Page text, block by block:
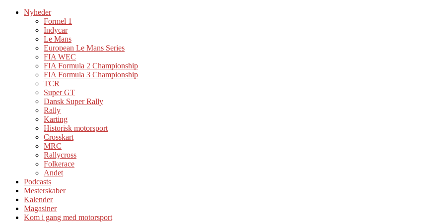
Nyheder
Formel 1
Indycar
Le Mans
European Le Mans Series
FIA WEC
FIA Formula 2 Championship
FIA Formula 3 Championship
TCR
Super GT
Dansk Super Rally
Rally
Karting
Historisk motorsport
Crosskart
MRC
Rallycross
Folkerace
Andet
Podcasts
Mesterskaber
Kalender
Magasiner
Kom i gang med motorsport